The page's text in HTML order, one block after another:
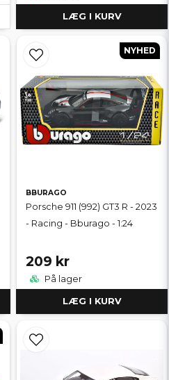
LÆG I KURV
BBURAGO
Porsche 911 (992) GT3 R - 2023
- Racing - Bburago - 1:24
209 kr
På lager
LÆG I KURV
NYHED